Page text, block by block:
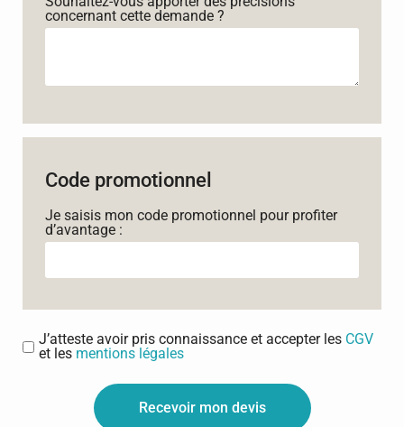
concernant cette demande ?
Code promotionnel
Je saisis mon code promotionnel pour profiter
d’avantage :
J’atteste avoir pris connaissance et accepter les CGV
et les mentions légales
Recevoir mon devis